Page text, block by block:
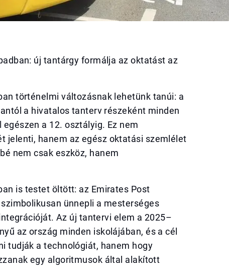
új tantárgy formálja az oktatást az
történelmi változásnak lehetünk tanúi: a
a hivatalos tanterv részeként minden
a 12. osztályig. Ez nem
jelenti, hanem az egész oktatási szemlélet
nem csak eszköz, hanem
is testet öltött: az Emirates Post
ünnepli a mesterséges
Az új tantervi elem a 2025–
az ország minden iskolájában, és a cél
tudják a technológiát, hanem hogy
egy algoritmusok által alakított